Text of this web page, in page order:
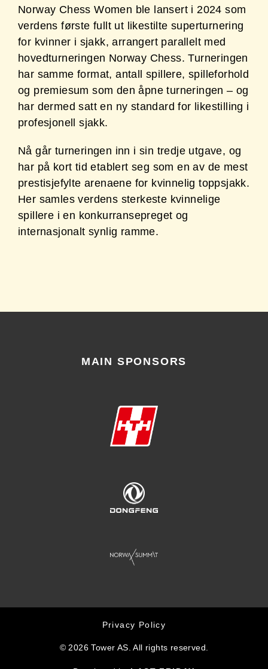
Norway Chess Women ble lansert i 2024 som
verdens første fullt ut likestilte superturnering
for kvinner i sjakk, arrangert parallelt med
hovedturneringen Norway Chess. Turneringen
har samme format, antall spillere, spilleforhold
og premiesum som den åpne turneringen – og
har dermed satt en ny standard for likestilling i
profesjonell sjakk.
Nå går turneringen inn i sin tredje utgave, og
har på kort tid etablert seg som en av de mest
prestisjefylte arenaene for kvinnelig toppsjakk.
Her samles verdens sterkeste kvinnelige
spillere i en konkurransepreget og
internasjonalt synlig ramme.
MAIN SPONSORS
Privacy Policy
© 2026 Tower AS. All rights reserved.